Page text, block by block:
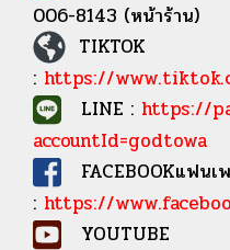
006-8143 (หน้าร้าน)
TIKTOK
: https://
LINE : https://
accountId=godtowa
FACEBOOKแฟนเ
: https://
YOUTUBE